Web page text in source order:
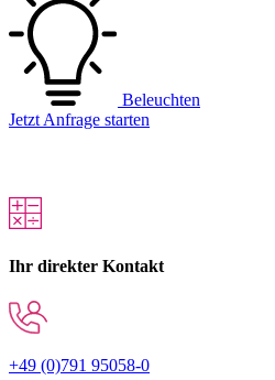
Beleuchten
Jetzt Anfrage starten
Ihr direkter Kontakt
+49 (0)791 95058-0